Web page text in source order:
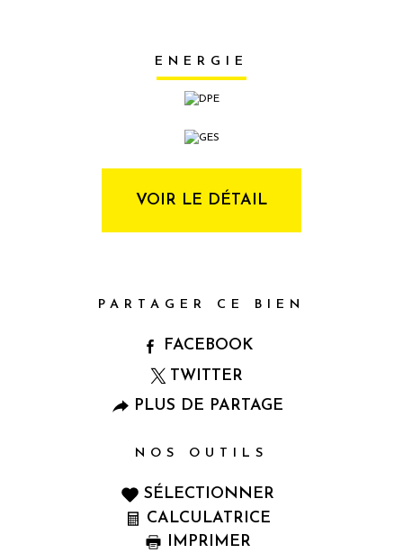
ENERGIE
VOIR LE DÉTAIL
PARTAGER CE BIEN
FACEBOOK
TWITTER
PLUS DE PARTAGE
NOS OUTILS
SÉLECTIONNER
CALCULATRICE
IMPRIMER